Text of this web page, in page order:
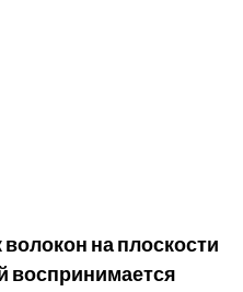
на плоскости
воспринимается